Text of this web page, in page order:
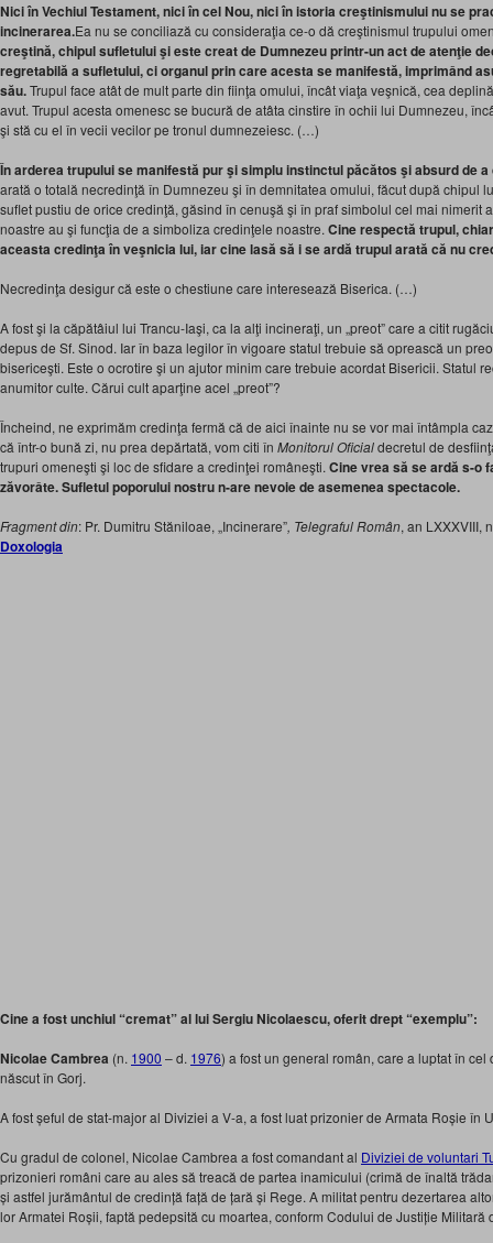
Nici în Vechiul Testament, nici în cel Nou, nici în istoria creştinismului nu se
incinerarea.Ea nu se conciliază cu consideraţia ce-o dă creştinismul trupului
creştină, chipul sufletului şi este creat de Dumnezeu printr-un act de atenţie
regretabilă a sufletului, ci organul prin care acesta se manifestă, imprimând
său.Trupul face atât de mult parte din fiinţa omului, încât viaţa veşnică, cea
avut. Trupul acesta omenesc se bucură de atâta cinstire în ochii lui Dumnezeu,
şi stă cu el în vecii vecilor pe tronul dumnezeiesc. (…)
În arderea trupului se manifestă pur şi simplu instinctul păcătos şi absurd de
arată o totală necredinţă în Dumnezeu şi în demnitatea omului, făcut după chipul
suflet pustiu de orice credinţă, găsind în cenuşă şi în praf simbolul cel mai nimerit
noastre au şi funcţia de a simboliza credinţele noastre. Cine respectă trupul,
aceasta credinţa în veşnicia lui, iar cine lasă să i se ardă trupul arată că nu
Necredinţa desigur că este o chestiune care interesează Biserica. (…)
A fost şi la căpătâiul lui Trancu-Iaşi, ca la alţi incineraţi, un „preot” care a citit
depus de Sf. Sinod. Iar în baza legilor în vigoare statul trebuie să oprească un
bisericeşti. Este o ocrotire şi un ajutor minim care trebuie acordat Bisericii. Statul
anumitor culte. Cărui cult aparţine acel „preot”?
Încheind, ne exprimăm credinţa fermă că de aici înainte nu se vor mai întâmpla
că într-o bună zi, nu prea depărtată, vom citi în Monitorul Oficialdecretul de
trupuri omeneşti şi loc de sfidare a credinţei româneşti. Cine vrea să se ardă s-o
zăvorâte. Sufletul poporului nostru n-are nevoie de asemenea spectacole.
Fragment din: Pr. Dumitru Stăniloae, „Incinerare”, Telegraful Român, an LXXXVIII,
Doxologia
Cine a fost unchiul “cremat” al lui Sergiu Nicolaescu, oferit drept “exemplu”:
Nicolae Cambrea (n. 1900 – d. 1976) a fost un general român, care a luptat în
născut în Gorj.
A fost șeful de stat-major al Diviziei a V-a, a fost luat prizonier de Armata Roșie în
Cu gradul de colonel, Nicolae Cambrea a fost comandant al Diviziei de voluntari
prizonieri români care au ales să treacă de partea inamicului (crimă de înaltă
și astfel jurământul de credință față de țară și Rege. A militat pentru dezertarea
lor Armatei Roșii, faptă pedepsită cu moartea, conform Codului de Justiție Militară